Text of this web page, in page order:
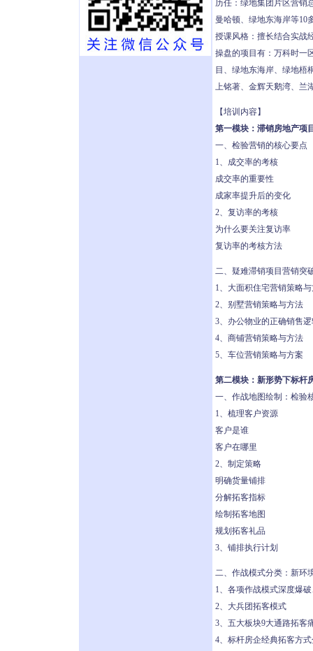
历任：绿地集团片区营销
曼哈顿、绿地东海岸等10
授课风格：擅长结合实战
操盘的项目有：万科时一
目、绿地东海岸、绿地梧
上铭著、金辉天鹅湾、兰
【培训内容】
第一模块：滞销房地产项
一、检验营销的核心要点
1、成交率的考核
成交率的重要性
成家率提升后的变化
2、复访率的考核
为什么要关注复访率
复访率的考核方法
二、疑难滞销项目营销突
1、大面积住宅营销策略
2、别墅营销策略与方法
3、办公物业的正确销售
4、商铺营销策略与方法
5、车位营销策略与方案
第二模块：新形势下标杆
一、作战地图绘制：检验
1、梳理客户资源
客户是谁
客户在哪里
2、制定策略
明确货量铺排
分解拓客指标
绘制拓客地图
规划拓客礼品
3、铺排执行计划
二、作战模式分类：新环
1、各项作战模式深度爆
2、大兵团拓客模式
3、五大板块9大通路拓客
4、标杆房企经典拓客方